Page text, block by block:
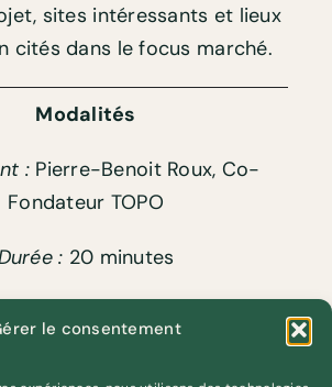
le consentement
sites intéressants et lieux
cités dans le focus marché.
Modalités
: Pierre-Benoit Roux, Co-
Fondateur TOPO
: 20 minutes